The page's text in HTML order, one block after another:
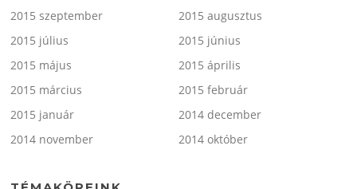
2015 szeptember
2015 augusztus
2015 július
2015 június
2015 május
2015 április
2015 március
2015 február
2015 január
2014 december
2014 november
2014 október